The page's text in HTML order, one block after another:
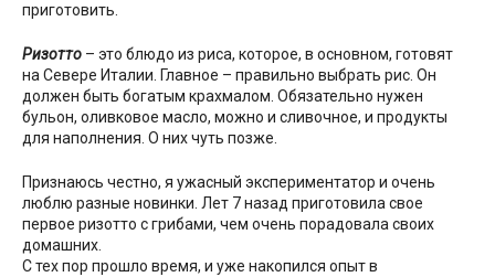
приготовить.
Ризотто – это блюдо из риса, которое, в основном, готовят
на Севере Италии. Главное – правильно выбрать рис. Он
должен быть богатым крахмалом. Обязательно нужен
бульон, оливковое масло, можно и сливочное, и продукты
для наполнения. О них чуть позже.
Признаюсь честно, я ужасный экспериментатор и очень
люблю разные новинки. Лет 7 назад приготовила свое
первое ризотто с грибами, чем очень порадовала своих
домашних.
С тех пор прошло время, и уже накопился опыт в